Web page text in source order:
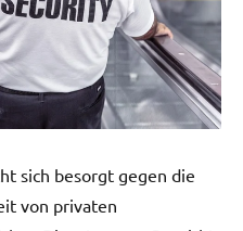
sich besorgt gegen die
von privaten